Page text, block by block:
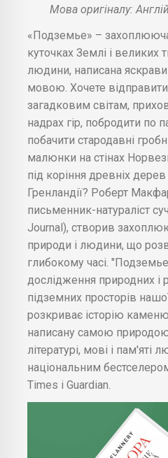
Мова оригіналу:
«Подземье» –
куточках Землі і великих
людини, написана
мовою. Хочете
загадковим світам,
надрах гір, побродити по
побачити стародавні
малюнки на стінах
під коріння древніх
Гренландії? Роберт
письменник-натураліст
Journal), створив
природи і людини, що
глибокому часі.
дослідження природних і
підземних просторів
розкриває історію
написану самою природою
літературі, мові і пам'яті
національним
Times і Guardian.